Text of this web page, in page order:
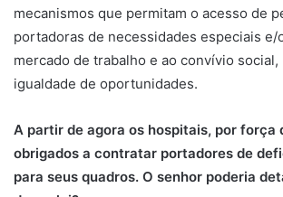
mecanismos que permitam o acesso de
portadoras de necessidades especiais e/
mercado de trabalho e ao convívio social,
igualdade de oportunidades.
A partir de agora os hospitais, por força
obrigados a contratar portadores de
para seus quadros. O senhor poderia